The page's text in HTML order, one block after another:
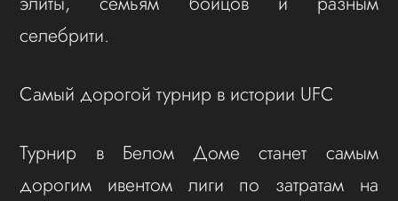
селебрити.
Самый дорогой турнир в истории UFC
Турнир в Белом Доме станет самым
дорогим ивентом лиги по затратам на